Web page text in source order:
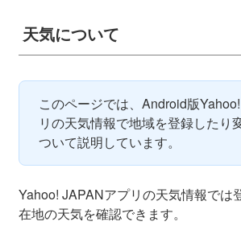
キ
ス
（
ー
を
入
）
天気について
このページでは、Android版
リの天気情報で地域を登録したり
ついて説明しています。
Yahoo! JAPANアプリの天気情報では
在地の天気を確認できます。